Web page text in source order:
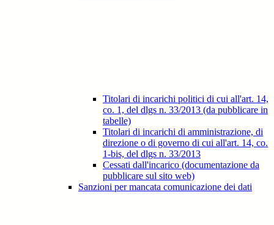
Titolari di incarichi politici di cui all'art. 14,
co. 1, del dlgs n. 33/2013 (da pubblicare in
tabelle)
Titolari di incarichi di amministrazione, di
direzione o di governo di cui all'art. 14, co.
1-bis, del dlgs n. 33/2013
Cessati dall'incarico (documentazione da
pubblicare sul sito web)
Sanzioni per mancata comunicazione dei dati